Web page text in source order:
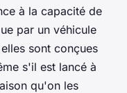
à la capacité de
par un véhicule
sont conçues
s'il est lancé à
qu'on les